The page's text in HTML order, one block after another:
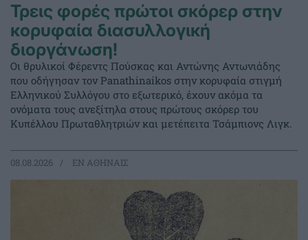
Τρεις φορές πρώτοι σκόρερ στην
κορυφαία διασυλλογική
διοργάνωση!
Οι θρυλικοί Φέρεντς Πούσκας και Αντώνης Αντωνιάδης
που οδήγησαν τον Panathinaikos στην κορυφαία στιγμή
Ελληνικού Συλλόγου στο εξωτερικό, έχουν ακόμα τα
ονόματα τους ανεξίτηλα στους πρώτους σκόρερ του
Κυπέλλου Πρωταθλητριών και μετέπειτα Τσάμπιονς Λιγκ.
08.08.2026 EΝ ΑΘΗΝΑΙΣ